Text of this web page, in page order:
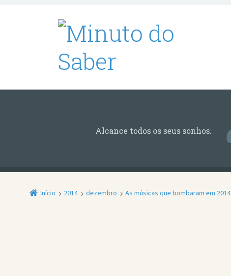
Alcance todos os seus sonhos.
Início 2014 dezembro As músicas que bombaram em 2014